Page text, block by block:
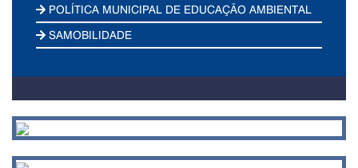
POLÍTICA MUNICIPAL DE EDUCAÇÃO AMBIENTAL
SAMOBILIDADE